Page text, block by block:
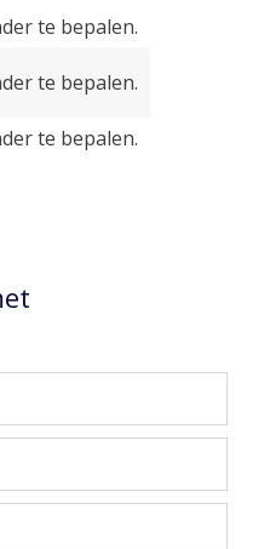
te bepalen.
te bepalen.
te bepalen.